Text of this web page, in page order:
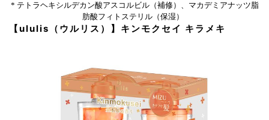
* テトラヘキシルデカン酸アスコルビル（補修）、マカデミアナッツ脂
肪酸フィトステリル（保湿）
【ululis（ウルリス）】キンモクセイ キラメキ